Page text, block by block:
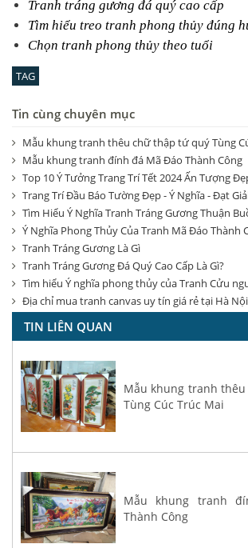
Tranh tráng gương đá quý cao cấp
Tìm hiểu treo tranh phong thủy đúng
Chọn tranh phong thủy theo tuổi
TAG
Tin cùng chuyên mục
Mẫu khung tranh thêu chữ thập tứ quý Tùng
Mẫu khung tranh đính đá Mã Đáo Thành Công
Top 10 Ý Tưởng Trang Trí Tết 2024 Ấn Tượng
Trang Trí Đầu Báo Tường Đẹp - Ý Nghĩa - Đạt
Tìm Hiểu Ý Nghĩa Tranh Tráng Gương Thuận
Ý Nghĩa Phong Thủy Của Tranh Mã Đáo Thành
Tranh Tráng Gương Là Gì
Tranh Tráng Gương Đá Quý Cao Cấp Là Gì?
Tìm hiểu Ý nghĩa phong thủy của Tranh Cửu
Địa chỉ mua tranh canvas uy tín giá rẻ tại Hà Nội
TIN LIÊN QUAN
Mẫu khung tranh
Tùng Cúc Trúc Mai
Mẫu khung tranh
Thành Công